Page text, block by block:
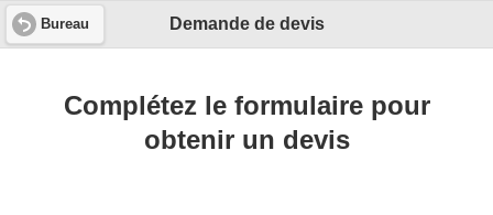
Demande de devis
Bureau
Complétez le formulaire pour
obtenir un devis